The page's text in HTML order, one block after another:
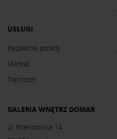
USŁUGI
Bezpłatne porady
Montaż
Transport
GALERIA WNĘTRZ DOMAR
ul. Braniborska 14